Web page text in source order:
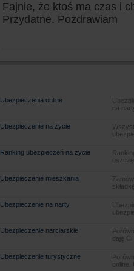
Fajnie, że ktoś ma czas i
Przydatne. Pozdrawiam
Ubezpieczenia online
na
Ubezpieczenie na życie
Ranking ubezpieczeń na życie
Ubezpieczenie mieszkania
Ubezpieczenie na narty
Ubezpieczenie narciarskie
daję
Ubezpieczenie turystyczne